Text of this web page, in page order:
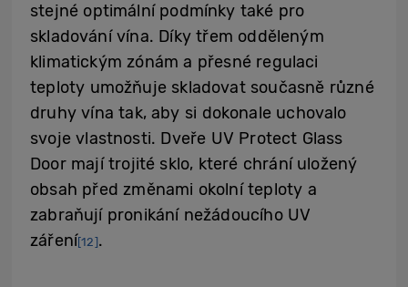
stejné optimální podmínky také pro
skladování vína. Díky třem odděleným
klimatickým zónám a přesné regulaci
teploty umožňuje skladovat současně různé
druhy vína tak, aby si dokonale uchovalo
svoje vlastnosti. Dveře UV Protect Glass
Door mají trojité sklo, které chrání uložený
obsah před změnami okolní teploty a
zabraňují pronikání nežádoucího UV
záření[12].